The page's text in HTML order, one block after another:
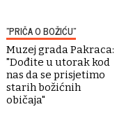
"PRIČA O BOŽIĆU"
Muzej grada Pakraca:
"Dođite u utorak kod
nas da se prisjetimo
starih božićnih
običaja"